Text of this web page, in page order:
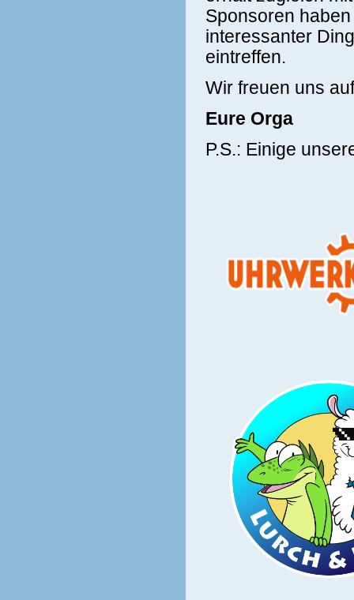
Sponsoren
interessanter
eintreffen.
Wir freuen uns
Eure Orga
P.S.: Einige